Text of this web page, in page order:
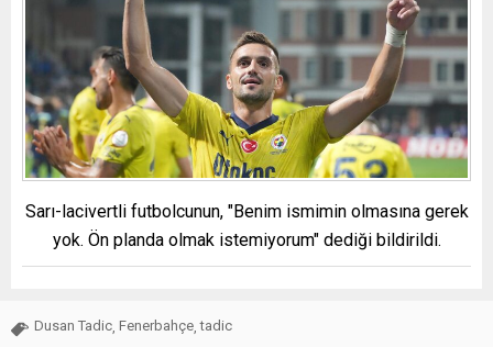
Sarı-lacivertli futbolcunun, "Benim ismimin olmasına gerek
yok. Ön planda olmak istemiyorum" dediği bildirildi.
Dusan Tadic Fenerbahçe ,tadic